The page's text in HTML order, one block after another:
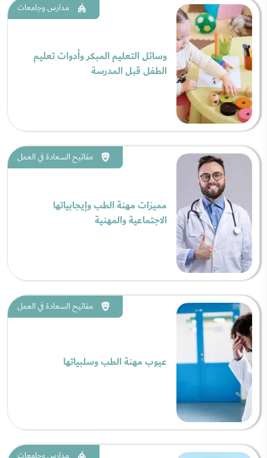
مدارس وجامعات
وسائل التعليم المبكر وأدوات تعليم
الطفل قبل المدرسة
مفاتيح السعادة في العمل
مميزات مهنة الطب وإيجابياتها
الاجتماعية والمهنية
مفاتيح السعادة في العمل
عيوب مهنة الطب وسلبياتها